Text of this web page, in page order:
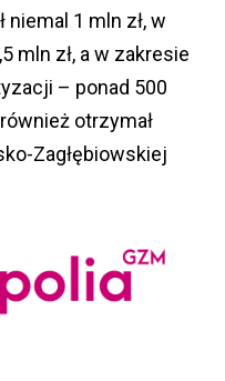
1 mln zł, w
mln zł, a w zakresie
– ponad 500
otrzymał
Zagłębiowskiej